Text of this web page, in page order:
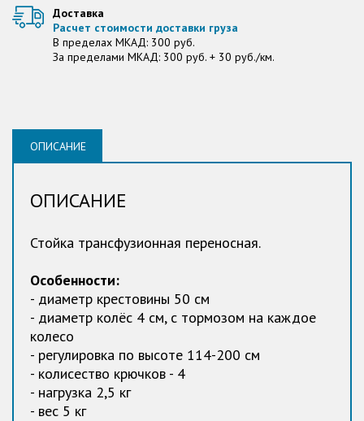
Доставка
Расчет стоимости доставки груза
В пределах МКАД: 300 руб.
За пределами МКАД: 300 руб. + 30 руб./км.
ОПИСАНИЕ
ОПИСАНИЕ
Стойка трансфузионная переносная.
Особенности:
- диаметр крестовины 50 см
- диаметр колёс 4 см, с тормозом на каждое
колесо
- регулировка по высоте 114-200 см
- колисество крючков - 4
- нагрузка 2,5 кг
- вес 5 кг